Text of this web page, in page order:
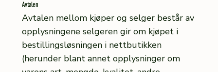
Avtalen
Avtalen mellom kjøper og selger består av
opplysningene selgeren gir om kjøpet i
bestillingsløsningen i nettbutikken
(herunder blant annet opplysninger om